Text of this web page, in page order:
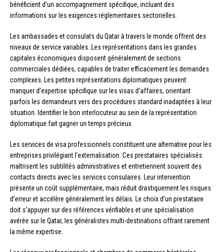
bénéficient d’un accompagnement spécifique, incluant des
informations sur les exigences réglementaires sectorielles.
Les ambassades et consulats du Qatar à travers le monde offrent des
niveaux de service variables. Les représentations dans les grandes
capitales économiques disposent généralement de sections
commerciales dédiées, capables de traiter efficacement les demandes
complexes. Les petites représentations diplomatiques peuvent
manquer d’expertise spécifique sur les visas d’affaires, orientant
parfois les demandeurs vers des procédures standard inadaptées à leur
situation. Identifier le bon interlocuteur au sein de la représentation
diplomatique fait gagner un temps précieux.
Les services de visa professionnels constituent une alternative pour les
entreprises privilégiant l’externalisation. Ces prestataires spécialisés
maîtrisent les subtilités administratives et entretiennent souvent des
contacts directs avec les services consulaires. Leur intervention
présente un coût supplémentaire, mais réduit drastiquement les risques
d’erreur et accélère généralement les délais. Le choix d’un prestataire
doit s’appuyer sur des références vérifiables et une spécialisation
avérée sur le Qatar, les généralistes multi-destinations offrant rarement
la même expertise.